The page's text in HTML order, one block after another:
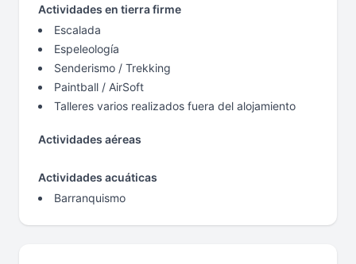
Actividades en tierra firme
Escalada
Espeleología
Senderismo / Trekking
Paintball / AirSoft
Talleres varios realizados fuera del alojamiento
Actividades aéreas
Actividades acuáticas
Barranquismo